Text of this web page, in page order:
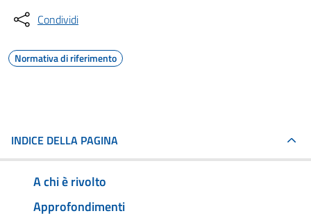
Condividi
Normativa di riferimento
INDICE DELLA PAGINA
A chi è rivolto
Approfondimenti